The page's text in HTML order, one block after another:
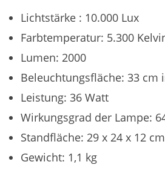
Lichtstärke : 10.000 Lux
Farbtemperatur: 5.300
Lumen: 2000
Beleuchtungsfläche: 33 cm
Leistung: 36 Watt
Wirkungsgrad der Lampe:
Standfläche: 29 x 24 x 12 cm
Gewicht: 1,1 kg